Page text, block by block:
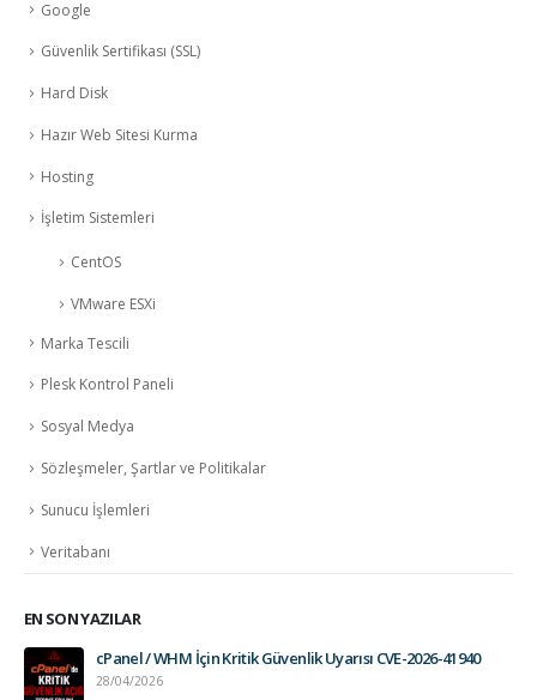
Google
Güvenlik Sertifikası (SSL)
Hard Disk
Hazır Web Sitesi Kurma
Hosting
İşletim Sistemleri
CentOS
VMware ESXi
Marka Tescili
Plesk Kontrol Paneli
Sosyal Medya
Sözleşmeler, Şartlar ve Politikalar
Sunucu İşlemleri
Veritabanı
EN SON YAZILAR
cPanel / WHM İçin Kritik Güvenlik Uyarısı CVE-2026-41940
28/04/2026